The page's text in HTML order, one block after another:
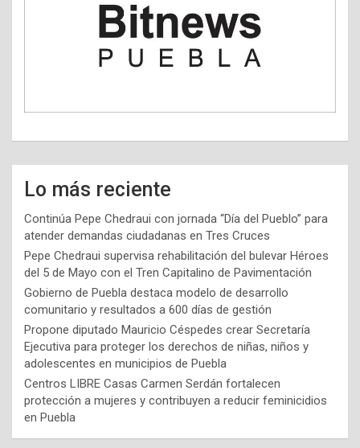
Lo más reciente
Continúa Pepe Chedraui con jornada “Día del Pueblo” para
atender demandas ciudadanas en Tres Cruces
Pepe Chedraui supervisa rehabilitación del bulevar Héroes
del 5 de Mayo con el Tren Capitalino de Pavimentación
Gobierno de Puebla destaca modelo de desarrollo
comunitario y resultados a 600 días de gestión
Propone diputado Mauricio Céspedes crear Secretaría
Ejecutiva para proteger los derechos de niñas, niños y
adolescentes en municipios de Puebla
Centros LIBRE Casas Carmen Serdán fortalecen
protección a mujeres y contribuyen a reducir feminicidios
en Puebla